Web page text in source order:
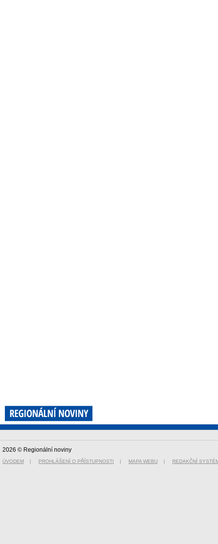
2026 © Regionální noviny
ÚVODEM | PROHLÁŠENÍ O PŘÍSTUPNOSTI | MAPA WEBU | REDAKČNÍ